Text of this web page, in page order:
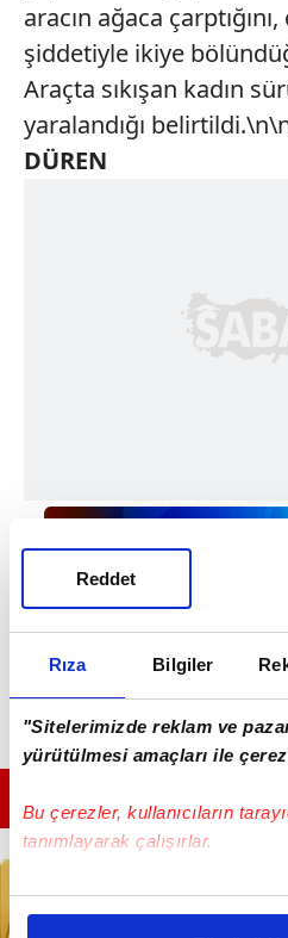
Rıza Bilgiler
"Sitelerimizde reklam ve
yürütülmesi amaçları ile
Bu çerezler, kullanıcıların
tanımlayarak çalışırlar.
Bu çerezlere izin vermeniz
Reddet
aracın ağaca
şiddetiyle ikiye
Araçta sıkışan kadın
yaralandığı
DÜREN